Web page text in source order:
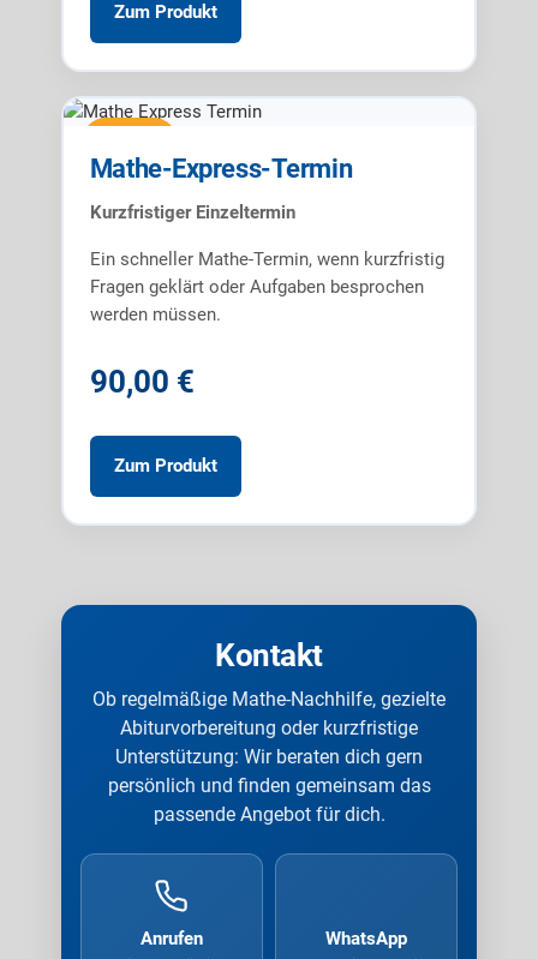
Zum Produkt
Mathe-Express-Termin
Kurzfristiger Einzeltermin
Ein schneller Mathe-Termin, wenn kurzfristig
Fragen geklärt oder Aufgaben besprochen
werden müssen.
90,00 €
Zum Produkt
Kontakt
Ob regelmäßige Mathe-Nachhilfe, gezielte
Abiturvorbereitung oder kurzfristige
Unterstützung: Wir beraten dich gern
persönlich und finden gemeinsam das
passende Angebot für dich.
Anrufen WhatsApp